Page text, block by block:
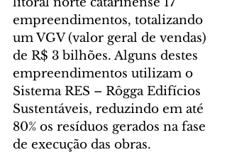
empreendimentos, totalizando
um VGV (valor geral de vendas)
de R$ 3 bilhões. Alguns destes
empreendimentos utilizam o
Sistema RES – Rôgga Edifícios
Sustentáveis, reduzindo em até
80% os resíduos gerados na fase
de execução das obras.